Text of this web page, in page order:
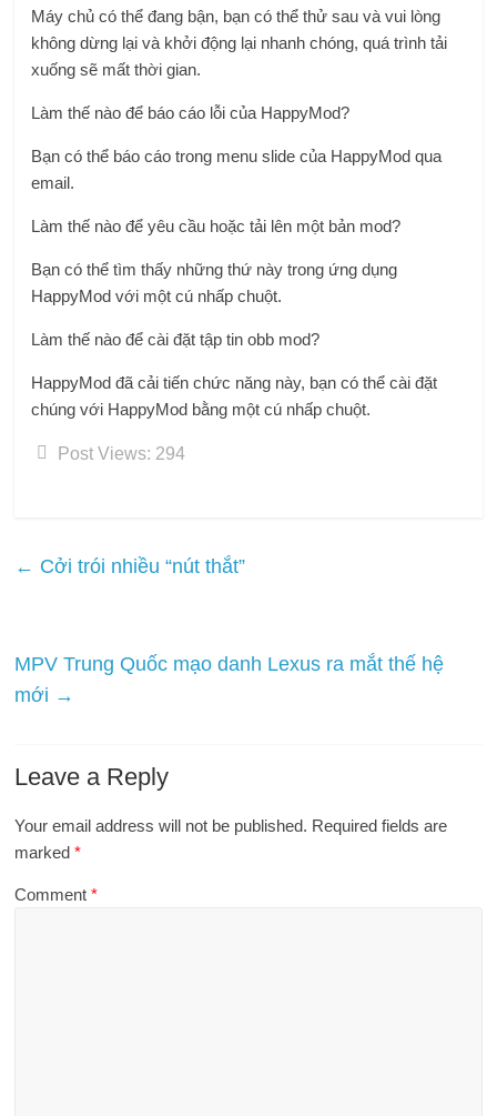
Máy chủ có thể đang bận, bạn có thể thử sau và vui lòng
không dừng lại và khởi động lại nhanh chóng, quá trình tải
xuống sẽ mất thời gian.
Làm thế nào để báo cáo lỗi của HappyMod?
Bạn có thể báo cáo trong menu slide của HappyMod qua
email.
Làm thế nào để yêu cầu hoặc tải lên một bản mod?
Bạn có thể tìm thấy những thứ này trong ứng dụng
HappyMod với một cú nhấp chuột.
Làm thế nào để cài đặt tập tin obb mod?
HappyMod đã cải tiến chức năng này, bạn có thể cài đặt
chúng với HappyMod bằng một cú nhấp chuột.
Post Views: 294
← Cởi trói nhiều “nút thắt”
MPV Trung Quốc mạo danh Lexus ra mắt thế hệ
mới →
Leave a Reply
Your email address will not be published. Required fields are
marked*
Comment*